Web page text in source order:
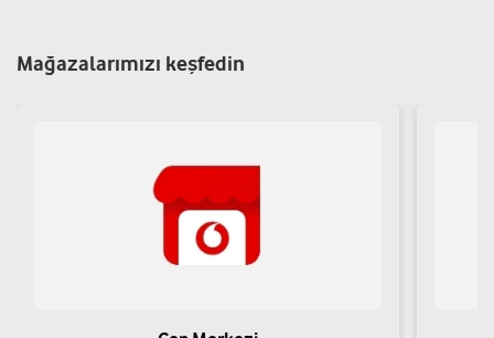
Mağazalarımızı keşfedin